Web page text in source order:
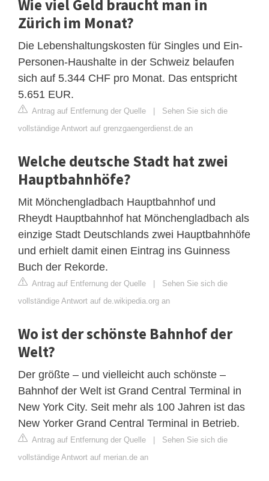
Wie viel Geld braucht man in
Zürich im Monat?
Die Lebenshaltungskosten für Singles und Ein-
Personen-Haushalte in der Schweiz belaufen
sich auf 5.344 CHF pro Monat. Das entspricht
5.651 EUR.
Antrag auf Entfernung der Quelle | Sehen Sie sich die
vollständige Antwort auf grenzgaengerdienst.de an
Welche deutsche Stadt hat zwei
Hauptbahnhöfe?
Mit Mönchengladbach Hauptbahnhof und
Rheydt Hauptbahnhof hat Mönchengladbach als
einzige Stadt Deutschlands zwei Hauptbahnhöfe
und erhielt damit einen Eintrag ins Guinness
Buch der Rekorde.
Antrag auf Entfernung der Quelle | Sehen Sie sich die
vollständige Antwort auf de.wikipedia.org an
Wo ist der schönste Bahnhof der
Welt?
Der größte – und vielleicht auch schönste –
Bahnhof der Welt ist Grand Central Terminal in
New York City. Seit mehr als 100 Jahren ist das
New Yorker Grand Central Terminal in Betrieb.
Antrag auf Entfernung der Quelle | Sehen Sie sich die
vollständige Antwort auf merian.de an